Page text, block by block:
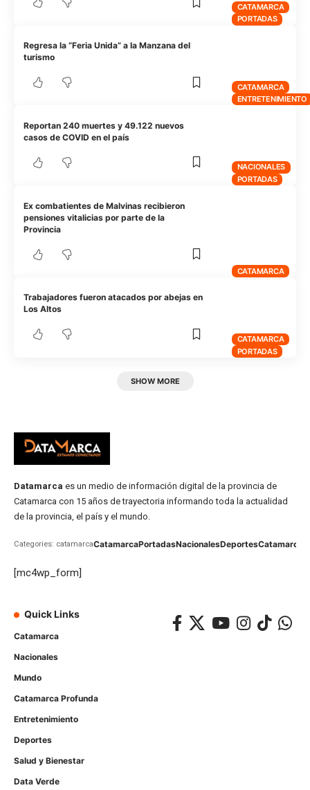
CATAMARCA
PORTADAS
CATAMARCA
ENTRETENIMIENTO
Regresa la “Feria Unida” a la Manzana del
turismo
NACIONALES
PORTADAS
Reportan 240 muertes y 49.122 nuevos
casos de COVID en el país
CATAMARCA
Ex combatientes de Malvinas recibieron
pensiones vitalicias por parte de la
Provincia
CATAMARCA
PORTADAS
Trabajadores fueron atacados por abejas en
Los Altos
SHOW MORE
Datamarca es un medio de información digital de la provincia de
Catamarca con 15 años de trayectoria informando toda la actualidad
de la provincia, el país y el mundo.
Categories: catamarcaCatamarcaPortadasNacionalesDeportesCatamarca
[mc4wp_form]
Quick Links
Catamarca
Nacionales
Mundo
Catamarca Profunda
Entretenimiento
Deportes
Salud y Bienestar
Data Verde